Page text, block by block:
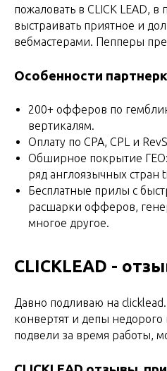
пожаловать в CLICK LEAD, в
выстраивать приятное и
вебмастерами. Пепперы
Особенности
200+ офферов по
вертикалям.
Оплату по CPA, CPL и
Обширное покрытие
ряд англоязычных стран
Бесплатные прилы с
расшарки офферов,
многое другое.
CLICKLEAD -
Давно подливаю на
конвертят и депы недорого
подвели за время работы,